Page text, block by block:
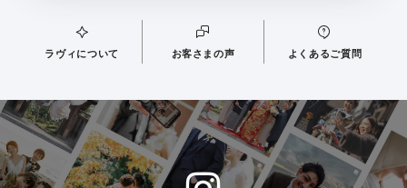
ラヴィについて お客さまの声 よくあるご質問